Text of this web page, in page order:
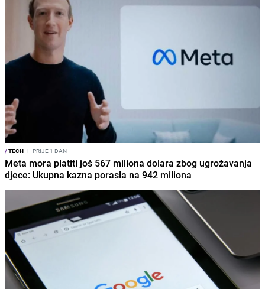
/TECH I PRIJE 1 DAN
Meta mora platiti još 567 miliona dolara zbog ugrožavanja
djece: Ukupna kazna porasla na 942 miliona